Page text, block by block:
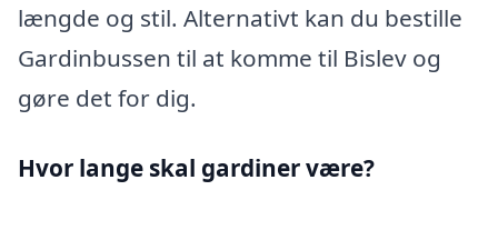
længde og stil. Alternativt kan du bestille
Gardinbussen til at komme til Bislev og
gøre det for dig.
Hvor lange skal gardiner være?